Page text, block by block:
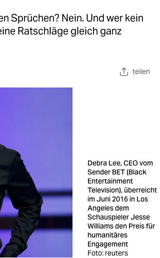
Sprüchen? Nein. Und wer kein
Ratschläge gleich ganz
teilen
Debra Lee, CEO vom
Sender BET (Black
Entertainment
Television), überreicht
im Juni 2016 in Los
Angeles dem
Schauspieler Jesse
Williams den Preis für
humanitäres
Engagement
Foto: reuters